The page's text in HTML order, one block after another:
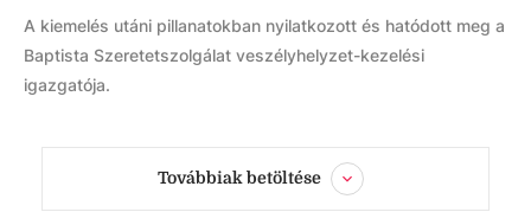
A kiemelés utáni pillanatokban nyilatkozott és hatódott meg a
Baptista Szeretetszolgálat veszélyhelyzet-kezelési
igazgatója.
Továbbiak betöltése